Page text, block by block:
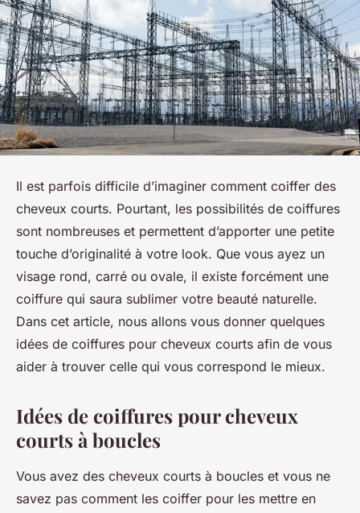
Il est parfois difficile d’imaginer comment coiffer des
cheveux courts. Pourtant, les possibilités de coiffures
sont nombreuses et permettent d’apporter une petite
touche d’originalité à votre look. Que vous ayez un
visage rond, carré ou ovale, il existe forcément une
coiffure qui saura sublimer votre beauté naturelle.
Dans cet article, nous allons vous donner quelques
idées de coiffures pour cheveux courts afin de vous
aider à trouver celle qui vous correspond le mieux.
Idées de coiffures pour cheveux
courts à boucles
Vous avez des cheveux courts à boucles et vous ne
savez pas comment les coiffer pour les mettre en